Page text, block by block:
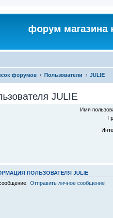
форум магазина
форумов Пользователи JULIE
JULIE
Имя
ПОЛЬЗОВАТЕЛЯ JULIE
Отправить личное сообщение